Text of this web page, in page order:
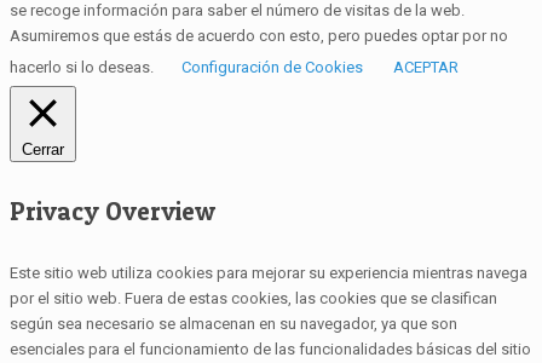
se recoge información para saber el número de visitas de la web.
Asumiremos que estás de acuerdo con esto, pero puedes optar por no
hacerlo si lo deseas.
Configuración de Cookies ACEPTAR
Cerrar
Privacy Overview
Este sitio web utiliza cookies para mejorar su experiencia mientras navega
por el sitio web. Fuera de estas cookies, las cookies que se clasifican
según sea necesario se almacenan en su navegador, ya que son
esenciales para el funcionamiento de las funcionalidades básicas del sitio